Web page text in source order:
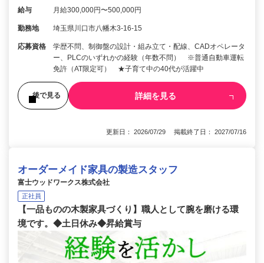
給与 月給300,000円〜500,000円
勤務地 埼玉県川口市八幡木3-16-15
応募資格
学歴不問、制御盤の設計・組み立て・配線、CADオペレータ
ー、PLCのいずれかの経験（年数不問） ※普通自動車運転
免許（AT限定可） ★子育て中の40代が活躍中
後で見る 詳細を見る
更新日： 2026/07/29 掲載終了日： 2027/07/16
オーダーメイド家具の製造スタッフ
富士ウッドワークス株式会社
正社員
【一品ものの木製家具づくり】職人として腕を磨ける環
境です。◆土日休み◆昇給賞与